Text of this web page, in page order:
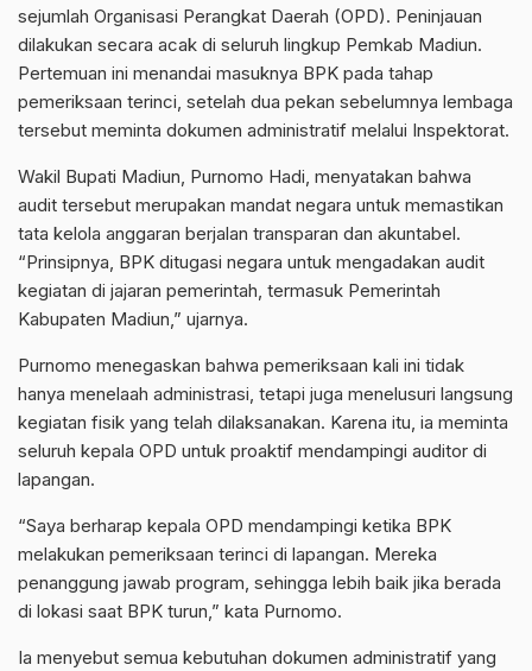
sejumlah Organisasi Perangkat Daerah (OPD). Peninjauan
dilakukan secara acak di seluruh lingkup Pemkab Madiun.
Pertemuan ini menandai masuknya BPK pada tahap
pemeriksaan terinci, setelah dua pekan sebelumnya lembaga
tersebut meminta dokumen administratif melalui Inspektorat.
Wakil Bupati Madiun, Purnomo Hadi, menyatakan bahwa
audit tersebut merupakan mandat negara untuk memastikan
tata kelola anggaran berjalan transparan dan akuntabel.
“Prinsipnya, BPK ditugasi negara untuk mengadakan audit
kegiatan di jajaran pemerintah, termasuk Pemerintah
Kabupaten Madiun,” ujarnya.
Purnomo menegaskan bahwa pemeriksaan kali ini tidak
hanya menelaah administrasi, tetapi juga menelusuri langsung
kegiatan fisik yang telah dilaksanakan. Karena itu, ia meminta
seluruh kepala OPD untuk proaktif mendampingi auditor di
lapangan.
“Saya berharap kepala OPD mendampingi ketika BPK
melakukan pemeriksaan terinci di lapangan. Mereka
penanggung jawab program, sehingga lebih baik jika berada
di lokasi saat BPK turun,” kata Purnomo.
Ia menyebut semua kebutuhan dokumen administratif yang